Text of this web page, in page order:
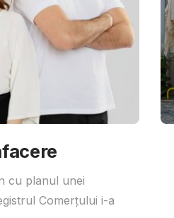
cu planul unei
Comerțului i-a